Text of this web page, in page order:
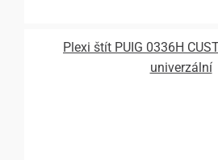
Plexi štít PUIG 0336H
univerzální